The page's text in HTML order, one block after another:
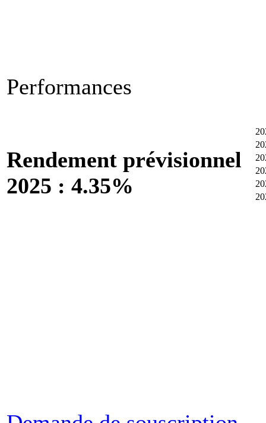
Performances
Rendement prévisionnel
2025 : 4.35%